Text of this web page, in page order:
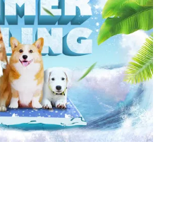
Fusibles de cuchilla
Enchufe el fusible
Caja de fusibles de potencia